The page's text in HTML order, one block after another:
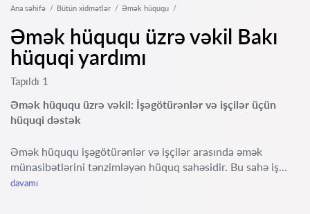
Ana səhifə Bütün xidmətlər Əmək hüququ
Əmək hüququ üzrə vəkil Bakı
hüquqi yardımı
Tapıldı 1
Əmək hüququ üzrə vəkil: İşəgötürənlər və işçilər üçün
hüquqi dəstək
Əmək hüququ işəgötürənlər və işçilər arasında əmək
münasibətlərini tənzimləyən hüquq sahəsidir. Bu sahə iş...
davamı